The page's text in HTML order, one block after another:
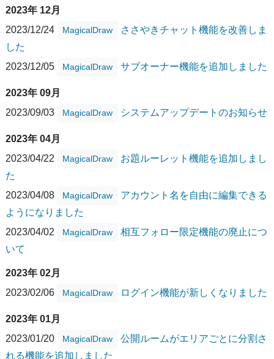
2023年 12月
2023/12/24
MagicalDraw
ささやきチャット機能を改善しま
した
2023/12/05
MagicalDraw サブオーナー機能を追加しました
2023年 09月
2023/09/03
MagicalDraw システムアップデートのお知らせ
2023年 04月
2023/04/22
MagicalDraw
お題ルーレット機能を追加しまし
た
2023/04/08
MagicalDraw
アカウント名を自由に編集できる
ようになりました
2023/04/02
MagicalDraw
相互フォロー限定機能の廃止につ
いて
2023年 02月
2023/02/06
MagicalDraw ログイン機能が新しくなりました
2023年 01月
2023/01/20
MagicalDraw
公開ルームがエリアごとに分割さ
れる機能を追加しました